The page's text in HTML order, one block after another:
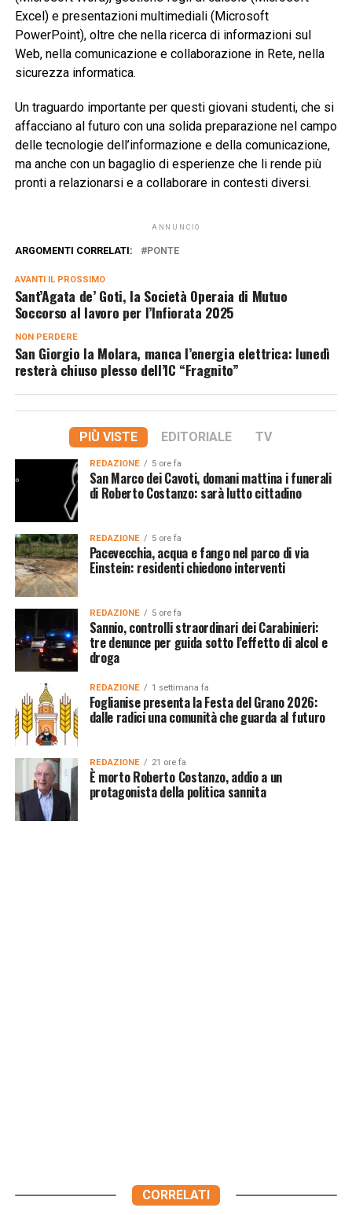
Excel) e presentazioni multimediali (Microsoft
PowerPoint), oltre che nella ricerca di informazioni sul
Web, nella comunicazione e collaborazione in Rete, nella
sicurezza informatica.
Un traguardo importante per questi giovani studenti, che si
affacciano al futuro con una solida preparazione nel campo
delle tecnologie dell’informazione e della comunicazione,
ma anche con un bagaglio di esperienze che li rende più
pronti a relazionarsi e a collaborare in contesti diversi.
ANNUNCIO
ARGOMENTI CORRELATI: PONTE
AVANTI IL ​​PROSSIMO
Sant’Agata de’ Goti, la Società Operaia di Mutuo
Soccorso al lavoro per l’Infiorata 2025
NON PERDERE
San Giorgio la Molara, manca l’energia elettrica: lunedì
resterà chiuso plesso dell’IC “Fragnito”
PIÙ VISTE EDITORIALE TV
REDAZIONE 5 ore fa
San Marco dei Cavoti, domani mattina i funerali
di Roberto Costanzo: sarà lutto cittadino
REDAZIONE 5 ore fa
Pacevecchia, acqua e fango nel parco di via
Einstein: residenti chiedono interventi
REDAZIONE 5 ore fa
Sannio, controlli straordinari dei Carabinieri:
tre denunce per guida sotto l’effetto di alcol e
droga
REDAZIONE 1 settimana fa
Foglianise presenta la Festa del Grano 2026:
dalle radici una comunità che guarda al futuro
REDAZIONE 21 ore fa
È morto Roberto Costanzo, addio a un
protagonista della politica sannita
CORRELATI